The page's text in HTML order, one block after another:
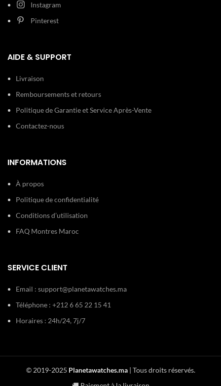
Type de
Boucle
techniques:
Chronomètre
Instagram
Pinterest
AIDE & SUPPORT
Livraison
Remboursements et retours
Politique de Garantie et Service Après-Vente
Contactez-nous
INFORMATIONS
À propos
Politique de confidentialité
Conditions d’utilisation
FAQ Montres Maroc
SERVICE CLIENT
Email : support@planetawatches.ma
Téléphone : +212 6 65 22 15 41
Horaires : 24h/24, 7j/7
© 2019-2025 Planetawatches.ma| Tous droits réservés.